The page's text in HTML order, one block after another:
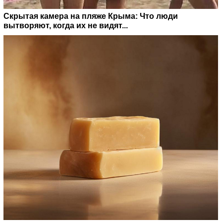
Скрытая камера на пляже Крыма: Что люди
вытворяют, когда их не видят...